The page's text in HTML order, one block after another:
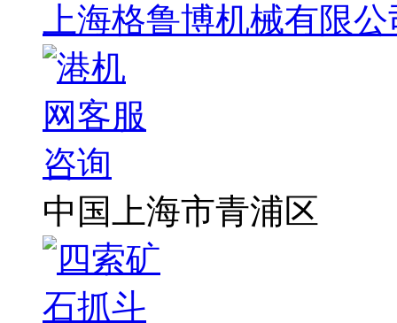
上海格鲁博机械有限
中国上海市青浦区